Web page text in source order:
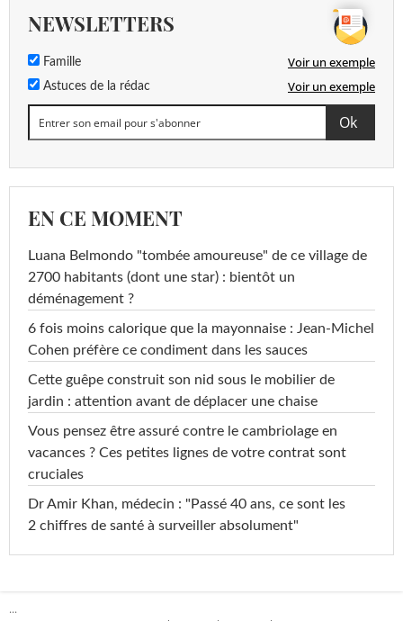
NEWSLETTERS
Famille Voir un exemple
Astuces de la rédac Voir un exemple
EN CE MOMENT
Luana Belmondo "tombée amoureuse" de ce village de
2700 habitants (dont une star) : bientôt un
déménagement ?
6 fois moins calorique que la mayonnaise : Jean-Michel
Cohen préfère ce condiment dans les sauces
Cette guêpe construit son nid sous le mobilier de
jardin : attention avant de déplacer une chaise
Vous pensez être assuré contre le cambriolage en
vacances ? Ces petites lignes de votre contrat sont
cruciales
Dr Amir Khan, médecin : "Passé 40 ans, ce sont les
2 chiffres de santé à surveiller absolument"
...